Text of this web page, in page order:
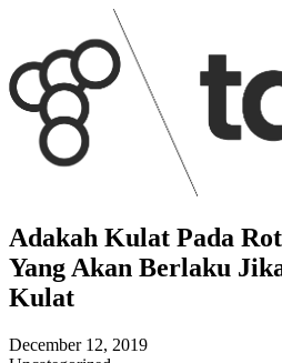
Adakah Kulat Pada
Yang Akan Berlaku
Kulat
December 12, 2019